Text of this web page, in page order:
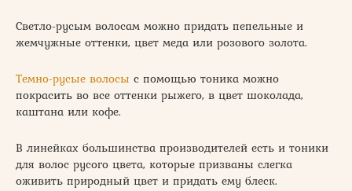
Светло-русым волосам можно придать пепельные и
жемчужные оттенки, цвет меда или розового золота.
Темно-русые волосы с помощью тоника можно
покрасить во все оттенки рыжего, в цвет шоколада,
каштана или кофе.
В линейках большинства производителей есть и тоники
для волос русого цвета, которые призваны слегка
оживить природный цвет и придать ему блеск.